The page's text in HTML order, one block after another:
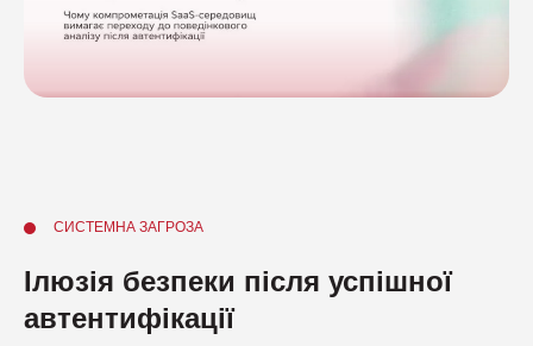
СИСТЕМНА ЗАГРОЗА
Ілюзія безпеки після успішної
автентифікації